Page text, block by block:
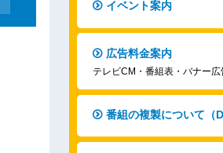
イベント案内
広告料金案内
テレビCM・番組表・バナー
番組の複製について（